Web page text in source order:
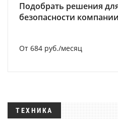
Подобрать решения
безопасности компании
От 684 руб./месяц
ТЕХНИКА